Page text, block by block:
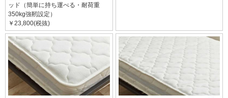
ッド（簡単に持ち運べる・耐荷重
350kg強靭設定）
￥23,800(税抜)